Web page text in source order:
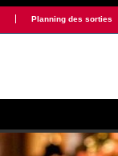
Planning des sorties